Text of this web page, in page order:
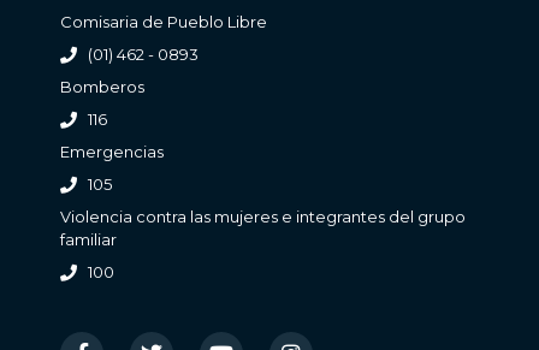
Comisaria de Pueblo Libre
(01) 462 - 0893
Bomberos
116
Emergencias
105
Violencia contra las mujeres e integrantes del grupo
familiar
100